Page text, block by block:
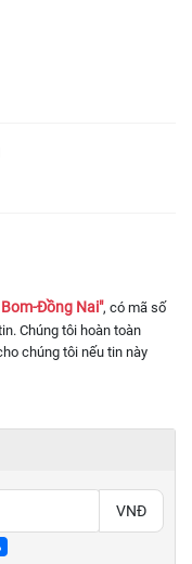
Đồng Nai", có mã số
Chúng tôi hoàn toàn
chúng tôi nếu tin này
VNĐ